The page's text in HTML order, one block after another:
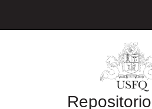
Repositorio